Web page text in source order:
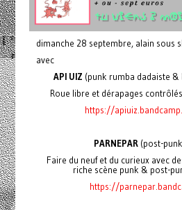
dimanche 28 septembre, alain sous
avec
API UIZ (punk rumba dadaiste
Roue libre et dérapages
https://
PARNEPAR (post-
Faire du neuf et du curieux avec
riche scène punk & post-
https://